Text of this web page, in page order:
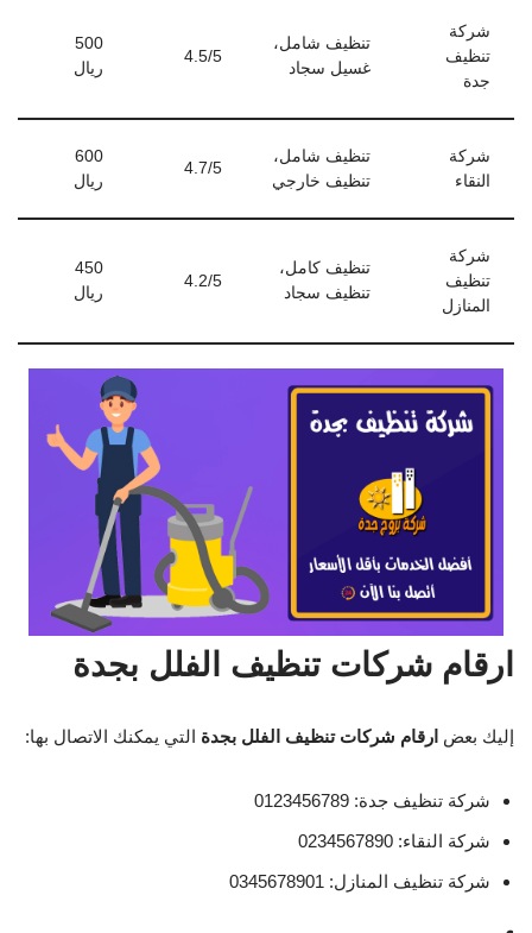
شركة
تنظيف
جدة
تنظيف شامل،
غسيل سجاد
4.5/5
500
ريال
شركة
النقاء
تنظيف شامل،
تنظيف خارجي
4.7/5
600
ريال
شركة
تنظيف
المنازل
تنظيف كامل،
تنظيف سجاد
4.2/5
450
ريال
ارقام شركات تنظيف الفلل بجدة
إليك بعض ارقام شركات تنظيف الفلل بجدة التي يمكنك الاتصال بها:
شركة تنظيف جدة: 0123456789
شركة النقاء: 0234567890
شركة تنظيف المنازل: 0345678901